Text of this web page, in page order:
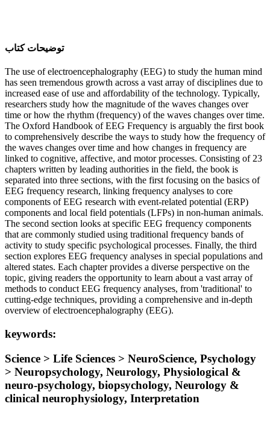
ﺗﻮﺿﯿﺤﺎﺕ ﮐﺘﺎﺏ
The use of electroencephalography (EEG) to study the human mind
has seen tremendous growth across a vast array of disciplines due to
increased ease of use and affordability of the technology. Typically,
researchers study how the magnitude of the waves changes over
time or how the rhythm (frequency) of the waves changes over time.
The Oxford Handbook of EEG Frequency is arguably the first book
to comprehensively describe the ways to study how the frequency of
the waves changes over time and how changes in frequency are
linked to cognitive, affective, and motor processes. Consisting of 23
chapters written by leading authorities in the field, the book is
separated into three sections, with the first focusing on the basics of
EEG frequency research, linking frequency analyses to core
components of EEG research with event-related potential (ERP)
components and local field potentials (LFPs) in non-human animals.
The second section looks at specific EEG frequency components
that are commonly studied using traditional frequency bands of
activity to study specific psychological processes. Finally, the third
section explores EEG frequency analyses in special populations and
altered states. Each chapter provides a diverse perspective on the
topic, giving readers the opportunity to learn about a vast array of
methods to conduct EEG frequency analyses, from 'traditional' to
cutting-edge techniques, providing a comprehensive and in-depth
overview of electroencephalography (EEG).
keywords:
Science > Life Sciences > NeuroScience, Psychology
> Neuropsychology, Neurology, Physiological &
neuro-psychology, biopsychology, Neurology &
clinical neurophysiology, Interpretation